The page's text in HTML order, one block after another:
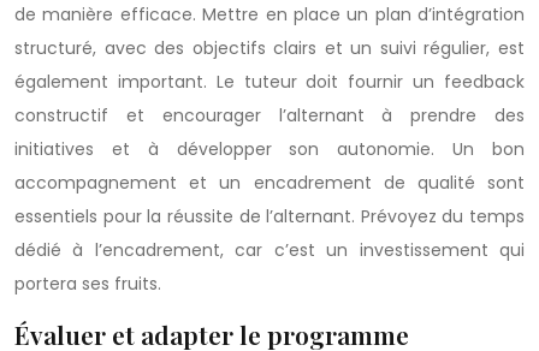
de manière efficace. Mettre en place un plan d’intégration
structuré, avec des objectifs clairs et un suivi régulier, est
également important. Le tuteur doit fournir un feedback
constructif et encourager l’alternant à prendre des
initiatives et à développer son autonomie. Un bon
accompagnement et un encadrement de qualité sont
essentiels pour la réussite de l’alternant. Prévoyez du temps
dédié à l’encadrement, car c’est un investissement qui
portera ses fruits.
Évaluer et adapter le programme